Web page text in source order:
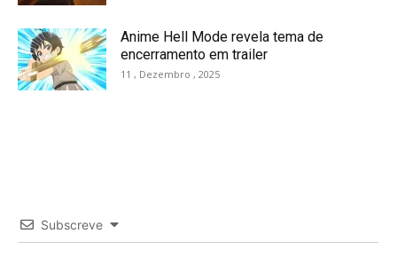
Anime Hell Mode revela tema de
encerramento em trailer
11 , Dezembro , 2025
Subscreve